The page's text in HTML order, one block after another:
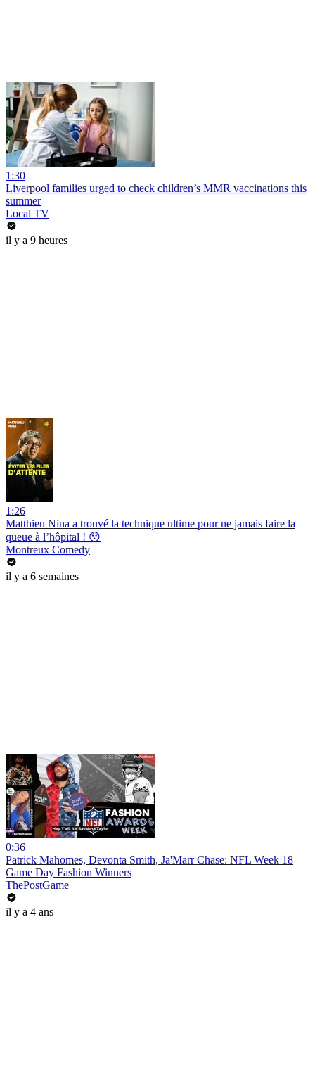
1:30
Liverpool families urged to check children’s MMR vaccinations this
summer
Local TV
il y a 9 heures
1:26
Matthieu Nina a trouvé la technique ultime pour ne jamais faire la
queue à l’hôpital ! 😯
Montreux Comedy
il y a 6 semaines
0:36
Patrick Mahomes, Devonta Smith, Ja'Marr Chase: NFL Week 18
Game Day Fashion Winners
ThePostGame
il y a 4 ans